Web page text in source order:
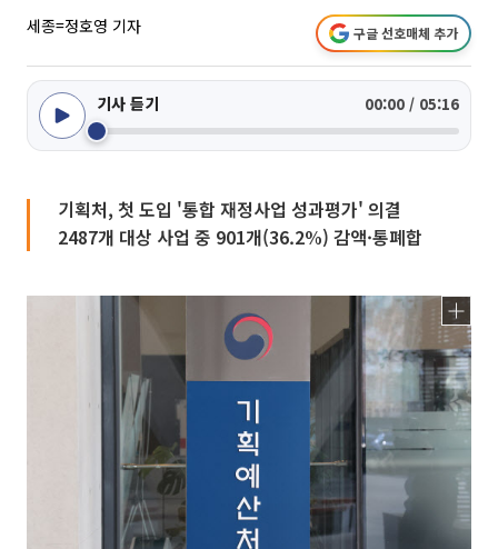
세종=정호영 기자 구글 선호매체 추가
기사 듣기 00:00 / 05:16
기획처, 첫 도입 '통합 재정사업 성과평가' 의결
2487개 대상 사업 중 901개(36.2%) 감액·통폐합